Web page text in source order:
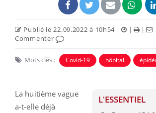
Publié le 22.09.2022 à 10h54 | | |
Commenter
Mots clés : Covid-19 hôpital
L'ESSENTIEL
La huitième vague
a-t-elle déjà